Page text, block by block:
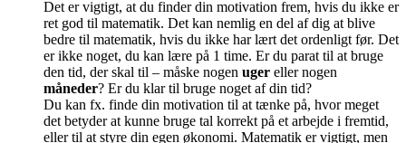
Det er vigtigt, at du finder din motivation frem, hvis du ikke er
ret god til matematik. Det kan nemlig en del af dig at blive
bedre til matematik, hvis du ikke har lært det ordenligt før. Det
er ikke noget, du kan lære på 1 time. Er du parat til at bruge
den tid, der skal til – måske nogen uger eller nogen
måneder? Er du klar til bruge noget af din tid?
Du kan fx. finde din motivation til at tænke på, hvor meget
det betyder at kunne bruge tal korrekt på et arbejde i fremtid,
eller til at styre din egen økonomi. Matematik er vigtigt, men